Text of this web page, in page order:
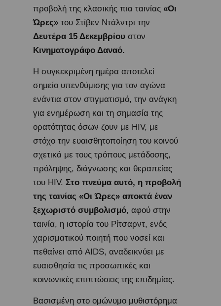
προβολή της κλασικής πια ταινίας «Οι
Ώρες» του Στίβεν Ντάλντρι την
Δευτέρα 15 Δεκεμβρίου στον
Κινηματογράφο Δαναό.
Η συγκεκριμένη ημέρα αποτελεί
σημείο υπενθύμισης για τον αγώνα
ενάντια στον στιγματισμό, την ανάγκη
για ενημέρωση και τη σημασία της
ορατότητας όσων ζουν με HIV, με
στόχο την ευαισθητοποίηση του κοινού
σχετικά με τους τρόπους μετάδοσης,
πρόληψης, διάγνωσης και θεραπείας
του HIV. Στο πνεύμα αυτό, η προβολή
της ταινίας «Οι Ώρες» αποκτά έναν
ξεχωριστό συμβολισμό, αφού στην
ταινία, η ιστορία του Ρίτσαρντ, ενός
χαρισματικού ποιητή που νοσεί και
πεθαίνει από AIDS, αναδεικνύει με
ευαισθησία τις προσωπικές και
κοινωνικές επιπτώσεις της επιδημίας.
Βασισμένη στο ομώνυμο μυθιστόρημα